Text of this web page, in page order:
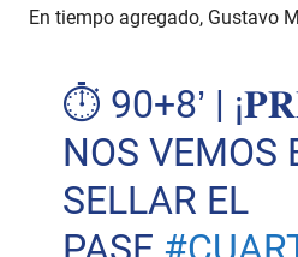
En tiempo agregado, Gustavo
⏱️ 90+8’ |
NOS VEMOS
SELLAR EL